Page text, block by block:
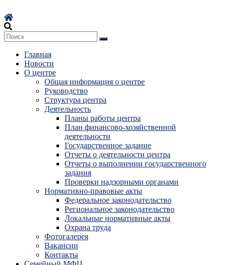
к
содержимому
Главная
Новости
О центре
Общая информация о центре
Руководство
Структура центра
Деятельность
Планы работы центра
План финансово-хозяйственной
деятельности
Государственное задание
Отчеты о деятельности центра
Отчеты о выполнении государственного
задания
Проверки надзорными органами
Нормативно-правовые акты
Федеральное законодательство
Региональное законодательство
Локальные нормативные акты
Охрана труда
Фотогалерея
Вакансии
Контакты